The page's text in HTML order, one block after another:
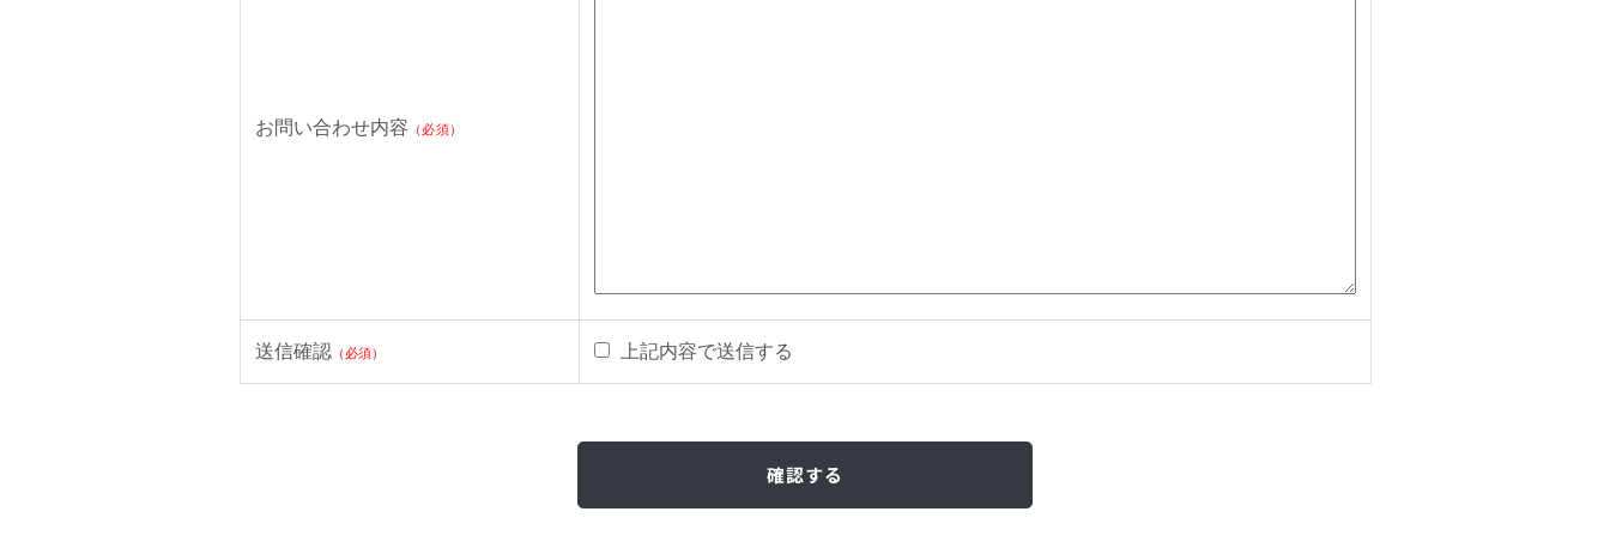
お問い合わせ内容 （必須）
送信確認（必須） 上記内容で送信する